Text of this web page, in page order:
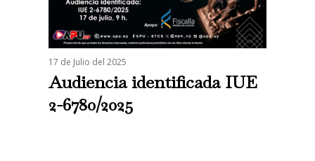
17 de Julio del 2025
Audiencia identificada IUE
2-6780/2025